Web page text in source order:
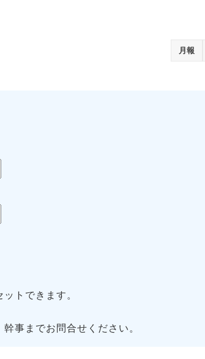
月報
トできます。
事までお問合せください。